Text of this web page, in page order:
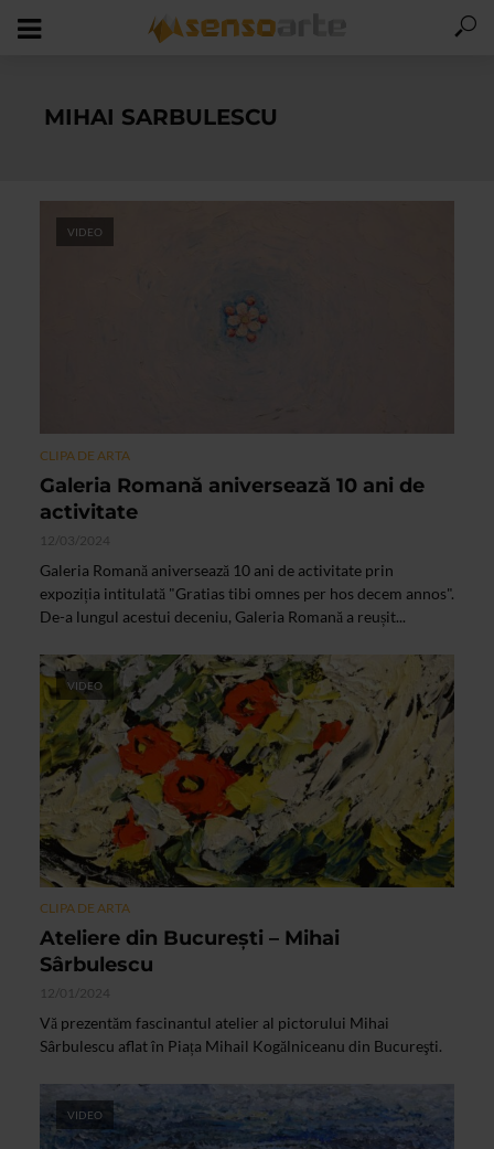
MIHAI SARBULESCU
VIDEO
CLIPA DE ARTA
Galeria Romană aniversează 10 ani de
activitate
12/03/2024
Galeria Romană aniversează 10 ani de activitate prin
expoziția intitulată "Gratias tibi omnes per hos decem annos".
De-a lungul acestui deceniu, Galeria Romană a reușit...
VIDEO
CLIPA DE ARTA
Ateliere din Bucureşti – Mihai
Sârbulescu
12/01/2024
Vă prezentăm fascinantul atelier al pictorului Mihai
Sârbulescu aflat în Piața Mihail Kogălniceanu din Bucureşti.
VIDEO